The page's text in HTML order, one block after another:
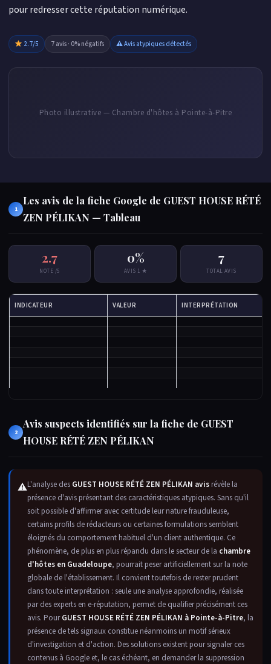
pour redresser cette réputation numérique.
2.7/5 7 avis · 0% négatifs ⚠ Avis atypiques détectés
Photo illustrative — Chambre d'hôtes à Pointe-à-Pitre
1
Les avis de la fiche Google de GUEST HOUSE RÉTÉ
ZEN PÉLIKAN — Tableau
2.7
NOTE /5
0%
AVIS 1 ★
7
TOTAL AVIS
INDICATEUR VALEUR INTERPRÉTATION
2
Avis suspects identifiés sur la fiche de GUEST
HOUSE RÉTÉ ZEN PÉLIKAN
⚠L'analyse des GUEST HOUSE RÉTÉ ZEN PÉLIKAN avis révèle la
présence d'avis présentant des caractéristiques atypiques. Sans qu'il
soit possible d'affirmer avec certitude leur nature frauduleuse,
certains profils de rédacteurs ou certaines formulations semblent
éloignés du comportement habituel d'un client authentique. Ce
phénomène, de plus en plus répandu dans le secteur de la chambre
d'hôtes en Guadeloupe, pourrait peser artificiellement sur la note
globale de l'établissement. Il convient toutefois de rester prudent
dans toute interprétation : seule une analyse approfondie, réalisée
par des experts en e-réputation, permet de qualifier précisément ces
avis. PourGUEST HOUSE RÉTÉ ZEN PÉLIKAN à Pointe-à-Pitre, la
présence de tels signaux constitue néanmoins un motif sérieux
d'investigation et d'action. Des solutions existent pour signaler ces
contenus à Google et, le cas échéant, en demander la suppression